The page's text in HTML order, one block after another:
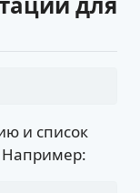
и список
Например: